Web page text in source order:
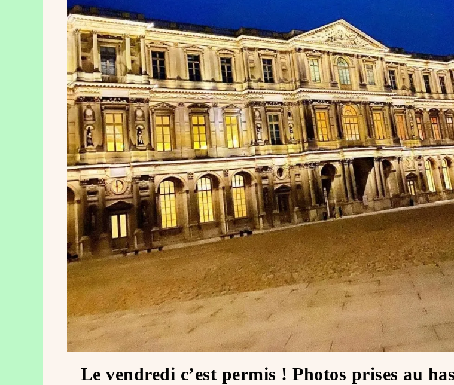
Le vendredi c’est permis ! Photos prises au